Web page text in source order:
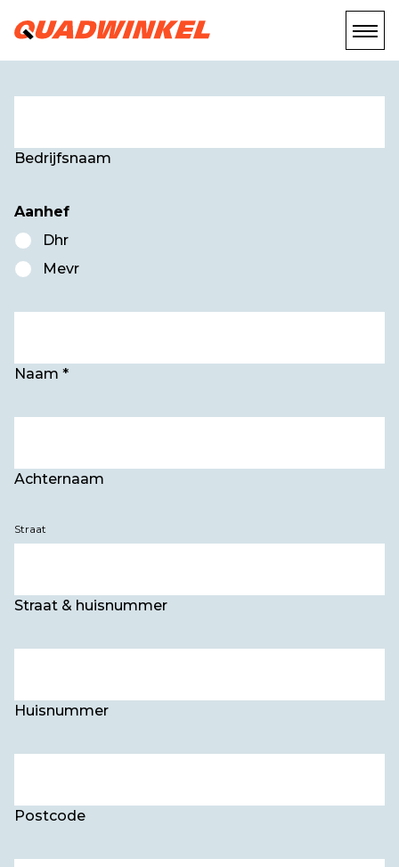
Bedrijfsnaam
Aanhef
Dhr
Mevr
Naam *
Achternaam
Straat
Straat & huisnummer
Huisnummer
Postcode